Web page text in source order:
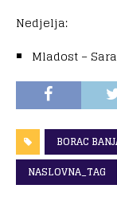
Nedjelja:
Mladost –
BORAC
NASLOVNA_TAG